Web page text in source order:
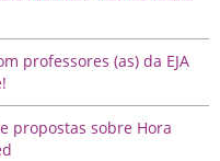
professores (as) da EJA
propostas sobre Hora